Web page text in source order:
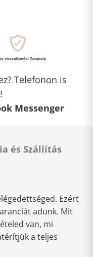
Telefonon is
Messenger
és Szállítás
Ezért
adunk. Mit
van, mi
a teljes